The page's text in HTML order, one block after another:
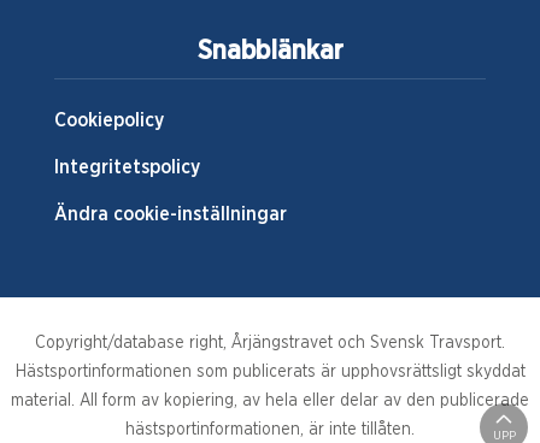
Snabblänkar
Cookiepolicy
Integritetspolicy
Ändra cookie-inställningar
UPP
Copyright/database right, Årjängstravet och Svensk Travsport.
Hästsportinformationen som publicerats är upphovsrättsligt skyddat
material. All form av kopiering, av hela eller delar av den publicerade
hästsportinformationen, är inte tillåten.